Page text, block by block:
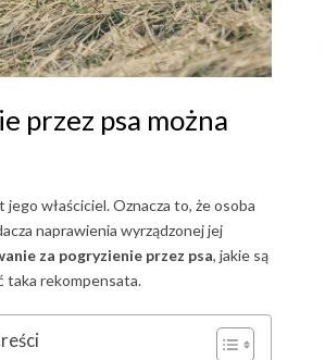
przez psa można
właściciel. Oznacza to, że osoba
naprawienia wyrządzonej jej
za pogryzienie przez psa, jakie są
taka rekompensata.